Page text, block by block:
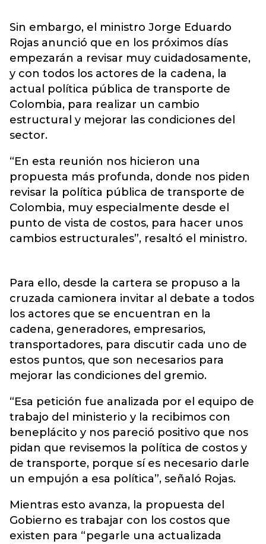
Sin embargo, el ministro Jorge Eduardo
Rojas anunció que en los próximos días
empezarán a revisar muy cuidadosamente,
y con todos los actores de la cadena, la
actual política pública de transporte de
Colombia, para realizar un cambio
estructural y mejorar las condiciones del
sector.
“En esta reunión nos hicieron una
propuesta más profunda, donde nos piden
revisar la política pública de transporte de
Colombia, muy especialmente desde el
punto de vista de costos, para hacer unos
cambios estructurales”, resaltó el ministro.
Para ello, desde la cartera se propuso a la
cruzada camionera invitar al debate a todos
los actores que se encuentran en la
cadena, generadores, empresarios,
transportadores, para discutir cada uno de
estos puntos, que son necesarios para
mejorar las condiciones del gremio.
“Esa petición fue analizada por el equipo de
trabajo del ministerio y la recibimos con
beneplácito y nos pareció positivo que nos
pidan que revisemos la política de costos y
de transporte, porque sí es necesario darle
un empujón a esa política”, señaló Rojas.
Mientras esto avanza, la propuesta del
Gobierno es trabajar con los costos que
existen para “pegarle una actualizada